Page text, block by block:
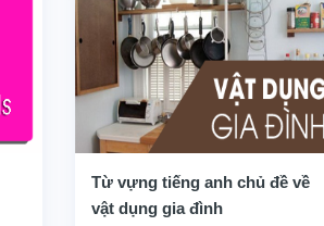
Từ vựng tiếng anh chủ đề về
vật dụng gia đình